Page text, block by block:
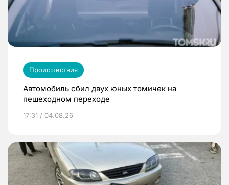
Происшествия
Автомобиль сбил двух юных томичек на
пешеходном переходе
17:31 / 04.08.26